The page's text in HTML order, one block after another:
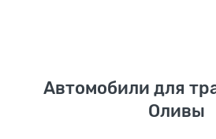
Автомобили для
Оливы